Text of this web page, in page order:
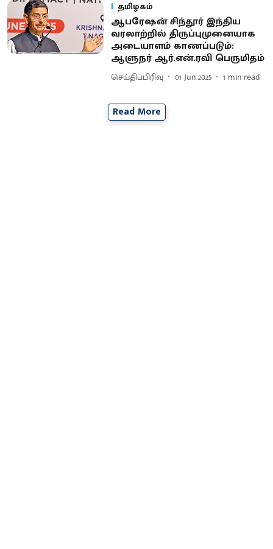
தமிழகம்
ஆபரேஷன் சிந்தூர் இந்திய
வரலாற்றில் திருப்புமுனையாக
அடையாளம் காணப்படும்:
ஆளுநர் ஆர்.என்.ரவி பெருமிதம்
செய்திப்பிரிவு 01 Jun 2025 1 min read
Read More